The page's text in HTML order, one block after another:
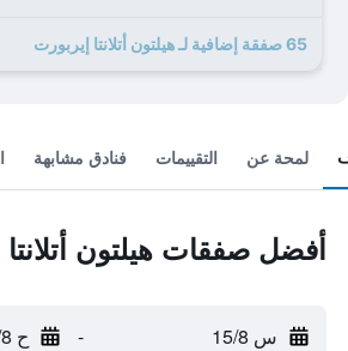
65 صفقة إضافية لـ هيلتون أتلانتا إيربورت
لمحة عن التقييمات فنادق مشابهة
أفضل صفقات هيلتون
س 15/8 - ح 16/8